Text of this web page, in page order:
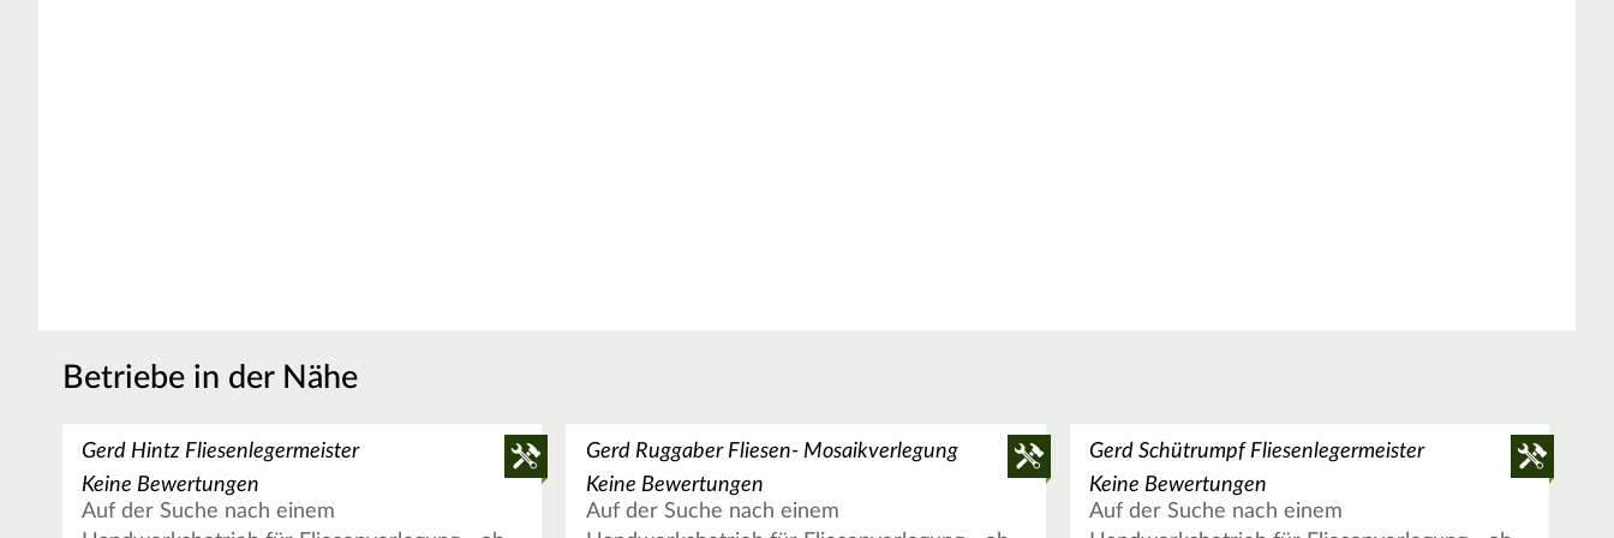
Betriebe in der Nähe
Gerd Hintz Fliesenlegermeister
Keine Bewertungen
Auf der Suche nach einem
Gerd Ruggaber Fliesen- Mosaikverlegung
Keine Bewertungen
Auf der Suche nach einem
Gerd Schütrumpf Fliesenlegermeister
Keine Bewertungen
Auf der Suche nach einem